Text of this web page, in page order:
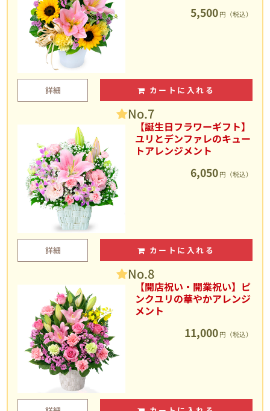
5,500 円（税込）
詳細 カートに入れる
No.7
【誕生日フラワーギフト】
ユリとデンファレのキュー
トアレンジメント
6,050 円（税込）
詳細 カートに入れる
No.8
【開店祝い・開業祝い】ピ
ンクユリの華やかアレンジ
メント
11,000 円（税込）